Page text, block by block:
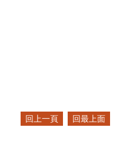
回上一頁 回最上面